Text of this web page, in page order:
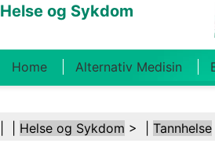
Helse og Sykdom
Home Alternativ Medisin
Kosthold Og Ernæring
Helse og Sykdom > | Tannhelse